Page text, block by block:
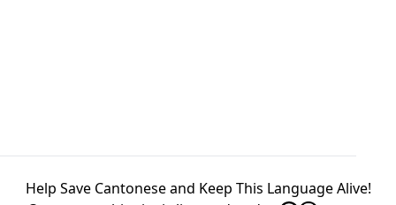
Help Save Cantonese and Keep This Language Alive!